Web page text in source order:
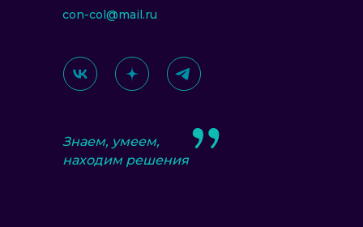
Знаем, умеем,
находим решения
con-col@mail.ru